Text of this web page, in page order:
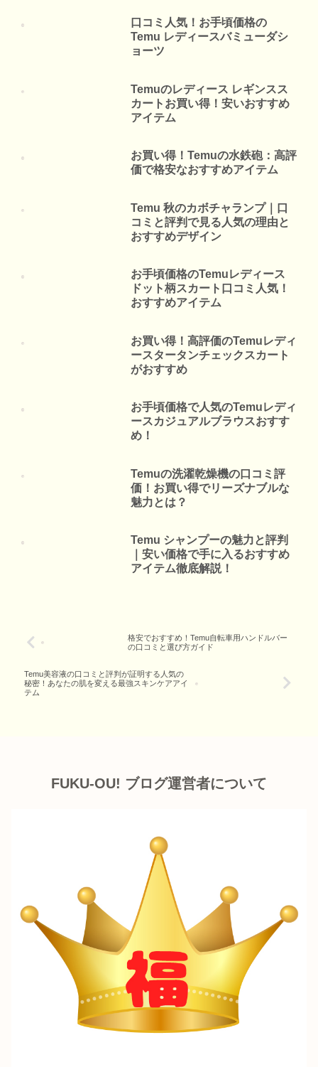
口コミ人気！お手頃価格の
Temu レディースバミューダシ
ョーツ
Temuのレディース レギンスス
カートお買い得！安いおすすめ
アイテム
お買い得！Temuの水鉄砲：高評
価で格安なおすすめアイテム
Temu 秋のカボチャランプ｜口
コミと評判で見る人気の理由と
おすすめデザイン
お手頃価格のTemuレディース
ドット柄スカート口コミ人気！
おすすめアイテム
お買い得！高評価のTemuレディ
ースタータンチェックスカート
がおすすめ
お手頃価格で人気のTemuレディ
ースカジュアルブラウスおすす
め！
Temuの洗濯乾燥機の口コミ評
価！お買い得でリーズナブルな
魅力とは？
Temu シャンプーの魅力と評判
｜安い価格で手に入るおすすめ
アイテム徹底解説！
格安でおすすめ！Temu自転車用ハンドルバー
の口コミと選び方ガイド
Temu美容液の口コミと評判が証明する人気の
秘密！あなたの肌を変える最強スキンケアアイ
テム
FUKU-OU! ブログ運営者について